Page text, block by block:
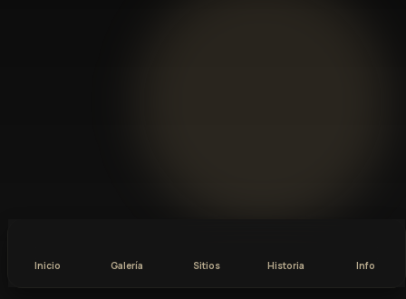
Inicio Galería Sitios Historia Info